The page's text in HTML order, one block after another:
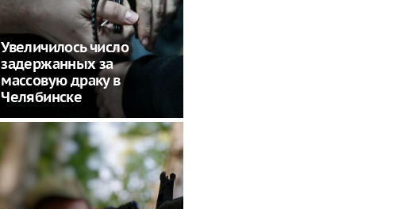
Увеличилось число
задержанных за
массовую драку в
Челябинске